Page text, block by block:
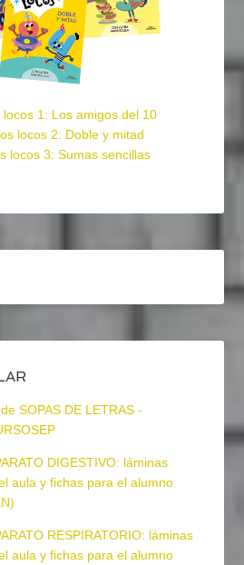
1: Los amigos del 10
locos 2: Doble y mitad
locos 3: Sumas sencillas
SOPAS DE LETRAS -
DIGESTIVO: láminas
aula y fichas para el alumno
RESPIRATORIO: láminas
aula y fichas para el alumno